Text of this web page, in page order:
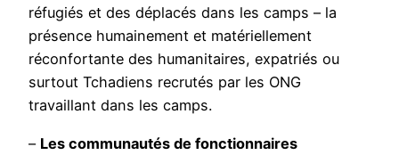
réfugiés et des déplacés dans les camps – la
présence humainement et matériellement
réconfortante des humanitaires, expatriés ou
surtout Tchadiens recrutés par les ONG
travaillant dans les camps.
– Les communautés de fonctionnaires